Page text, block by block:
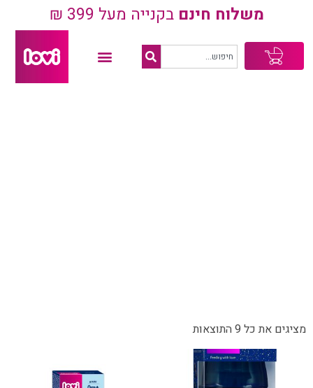
משלוח חינםבקנייה מעל 399 ₪
מציגים את כל ⁦9⁩ התוצאות